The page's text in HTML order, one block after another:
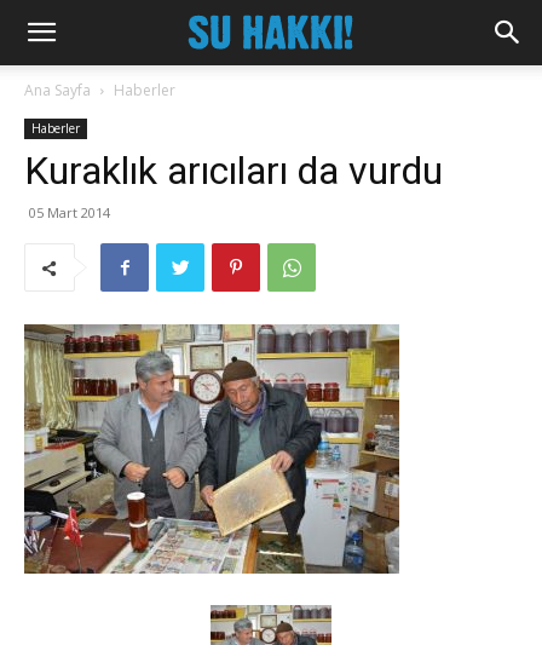
Ana Sayfa Haberler
Haberler
Kuraklık arıcıları da vurdu
05 Mart 2014